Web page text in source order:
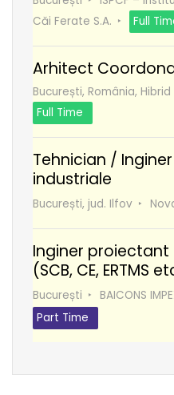
Căi Ferate S.A.
Full
Arhitect
București, România, Hibrid
Full Time
Tehnician /
industriale
București, jud. Ilfov
Inginer
(SCB, CE, ERTMS
București BAICONS
Part Time